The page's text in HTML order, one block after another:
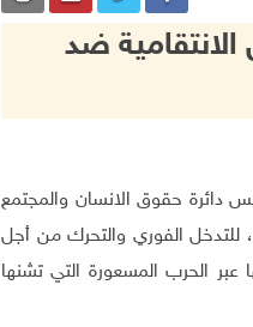
ضد
رئيس دائرة حقوق الانسان والمجتمع
الفوري والتحرك من أجل
يتعرضون لها عبر الحرب المسعورة التي تشنها